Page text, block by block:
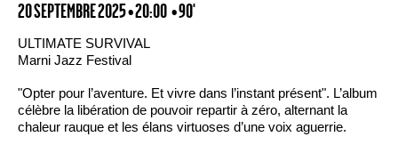
20 SEPTEMBRE 2025 • 20:00 • 90'
ULTIMATE SURVIVAL
Marni Jazz Festival
"Opter pour l’aventure. Et vivre dans l’instant présent". L’album
célèbre la libération de pouvoir repartir à zéro, alternant la
chaleur rauque et les élans virtuoses d’une voix aguerrie.